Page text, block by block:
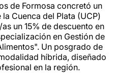
de Formosa concretó un
Cuenca del Plata (UCP)
un 15% de descuento en
en Gestión de
Un posgrado de
híbrida, diseñado
en la región.